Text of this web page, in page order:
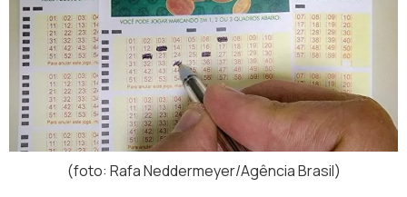
(foto: Rafa Neddermeyer/Agência Brasil)